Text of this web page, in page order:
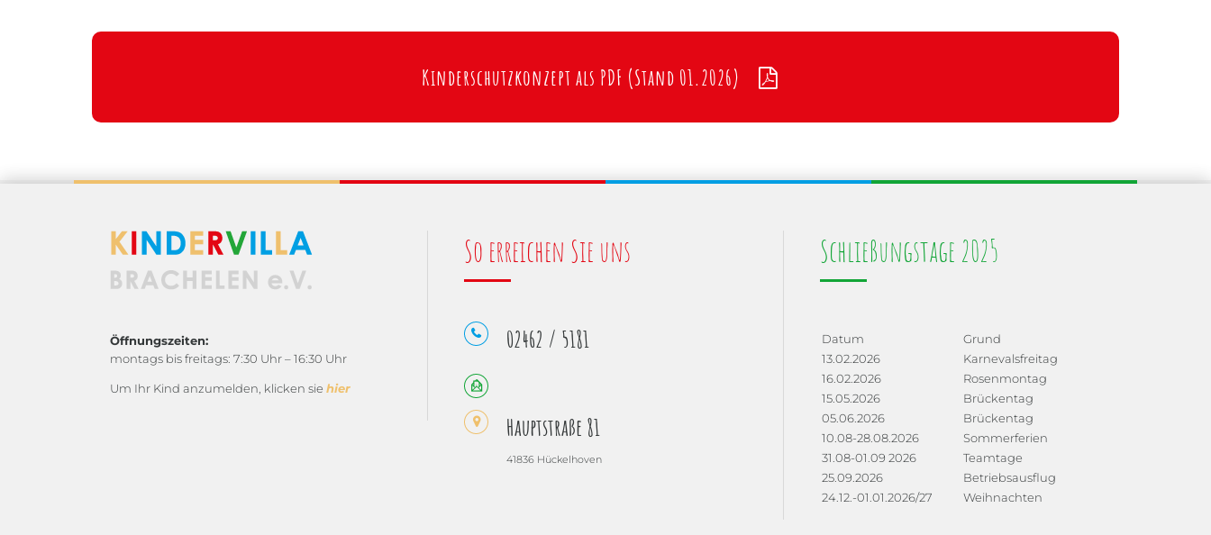
Kinderschutzkonzept als PDF (Stand 01.2026)
Öffnungszeiten:
montags bis freitags: 7:30 Uhr – 16:30 Uhr
Um Ihr Kind anzumelden, klicken sie hier
So erreichen Sie uns
02462 / 5181
Hauptstraße 81
41836 Hückelhoven
Schließungstage 2025
Datum
Grund
13.02.2026
Karnevalsfreitag
16.02.2026
Rosenmontag
15.05.2026
Brückentag
05.06.2026
Brückentag
10.08-28.08.2026
Sommerferien
31.08-01.09 2026
Teamtage
25.09.2026
Betriebsausflug
24.12.-01.01.2026/27
Weihnachten